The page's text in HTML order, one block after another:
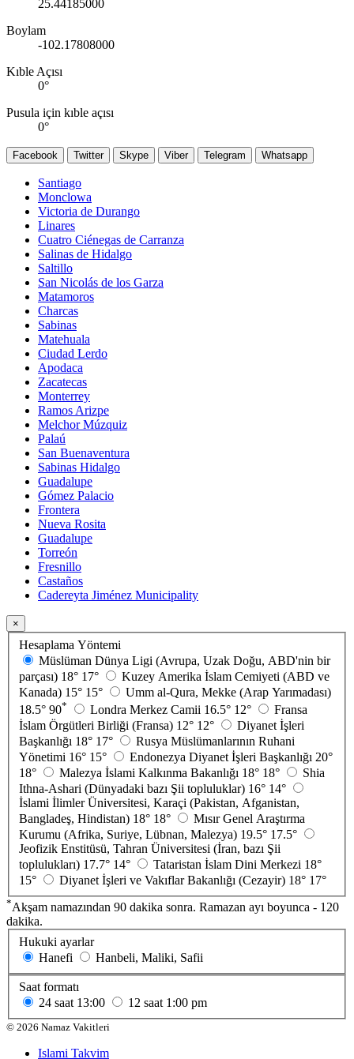
25.44185000
Boylam
-102.17808000
Kıble Açısı
0°
Pusula için kıble açısı
0°
Facebook Twitter Skype Viber Telegram Whatsapp
Santiago
Monclowa
Victoria de Durango
Linares
Cuatro Ciénegas de Carranza
Salinas de Hidalgo
Saltillo
San Nicolás de los Garza
Matamoros
Charcas
Sabinas
Matehuala
Ciudad Lerdo
Apodaca
Zacatecas
Monterrey
Ramos Arizpe
Melchor Múzquiz
Palaú
San Buenaventura
Sabinas Hidalgo
Guadalupe
Gómez Palacio
Frontera
Nueva Rosita
Guadalupe
Torreón
Fresnillo
Castaños
Cadereyta Jiménez Municipality
×
Hesaplama Yöntemi
Müslüman Dünya Ligi (Avrupa, Uzak Doğu, ABD'nin bir
parçası) 18° 17°
Kuzey Amerika İslam Cemiyeti (ABD ve
Kanada) 15° 15°
Umm al-Qura, Mekke (Arap Yarımadası)
18.5° 90* Londra Merkez Camii 16.5° 12°
Fransa
İslam Örgütleri Birliği (Fransa) 12° 12°
Diyanet İşleri
Başkanlığı 18° 17°
Rusya Müslümanlarının Ruhani
Yönetimi 16° 15° Endonezya Diyanet İşleri Başkanlığı 20°
18°
Malezya İslami Kalkınma Bakanlığı 18° 18°
Shia
Ithna-Ashari (Dünyadaki bazı Şii topluluklar) 16° 14°
İslami İlimler Üniversitesi, Karaçi (Pakistan, Afganistan,
Bangladeş, Hindistan) 18° 18°
Mısır Genel Araştırma
Kurumu (Afrika, Suriye, Lübnan, Malezya) 19.5° 17.5°
Jeofizik Enstitüsü, Tahran Üniversitesi (İran, bazı Şii
toplulukları) 17.7° 14° Tataristan İslam Dini Merkezi 18°
15°
Diyanet İşleri ve Vakıflar Bakanlığı (Cezayir) 18° 17°
*Akşam namazından 90 dakika sonra. Ramazan ayı boyunca - 120
dakika.
Hukuki ayarlar
Hanefi
Hanbeli, Maliki, Safii
Saat formatı
24 saat 13:00 12 saat 1:00 pm
© 2026 Namaz Vakitleri
Islami Takvim